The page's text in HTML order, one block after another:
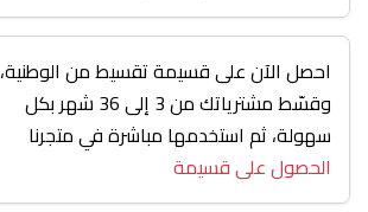
احصل الآن على قسيمة تقسيط من الوطنية،
وقسّط مشترياتك من 3 إلى 36 شهر بكل
سهولة، ثم استخدمها مباشرة في متجرنا
الحصول على قسيمة